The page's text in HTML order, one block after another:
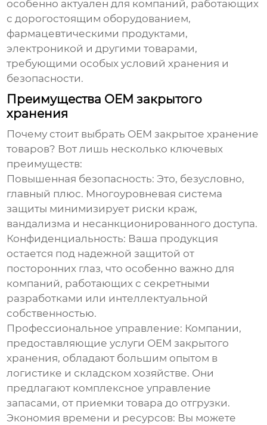
особенно актуален для компаний, работающих
с дорогостоящим оборудованием,
фармацевтическими продуктами,
электроникой и другими товарами,
требующими особых условий хранения и
безопасности.
Преимущества OEM закрытого
хранения
Почему стоит выбрать OEM закрытое хранение
товаров? Вот лишь несколько ключевых
преимуществ:
Повышенная безопасность: Это, безусловно,
главный плюс. Многоуровневая система
защиты минимизирует риски краж,
вандализма и несанкционированного доступа.
Конфиденциальность: Ваша продукция
остается под надежной защитой от
посторонних глаз, что особенно важно для
компаний, работающих с секретными
разработками или интеллектуальной
собственностью.
Профессиональное управление: Компании,
предоставляющие услуги OEM закрытого
хранения, обладают большим опытом в
логистике и складском хозяйстве. Они
предлагают комплексное управление
запасами, от приемки товара до отгрузки.
Экономия времени и ресурсов: Вы можете